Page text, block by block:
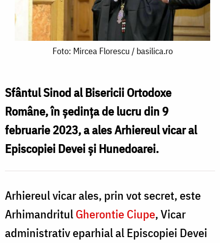
Florescu
/
basilica.ro
Foto: Mircea Florescu / basilica.ro
Sfântul Sinod al Bisericii Ortodoxe
Române, în ședința de lucru din 9
februarie 2023, a ales Arhiereul vicar al
Episcopiei Devei și Hunedoarei.
Arhiereul vicar ales, prin vot secret, este
ArhimandritulGherontie Ciupe, Vicar
administrativ eparhial al Episcopiei Devei